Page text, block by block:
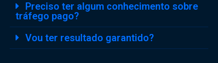
Preciso ter algum conhecimento sobre
tráfego pago?
Vou ter resultado garantido?